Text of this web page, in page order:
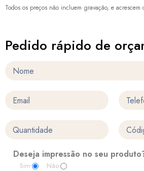
Todos os preços não incluem gravação, e
Pedido rápido de
Deseja impressão no seu
Sim
Não